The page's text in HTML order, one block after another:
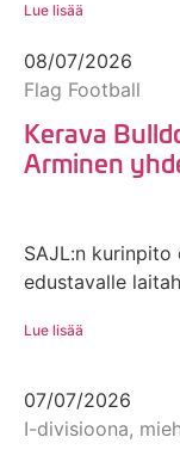
Lue lisää
08/07/2026
Flag Football
Kerava
Arminen
SAJL:n kurinpito
edustavalle
Lue lisää
07/07/2026
I-divisioona,